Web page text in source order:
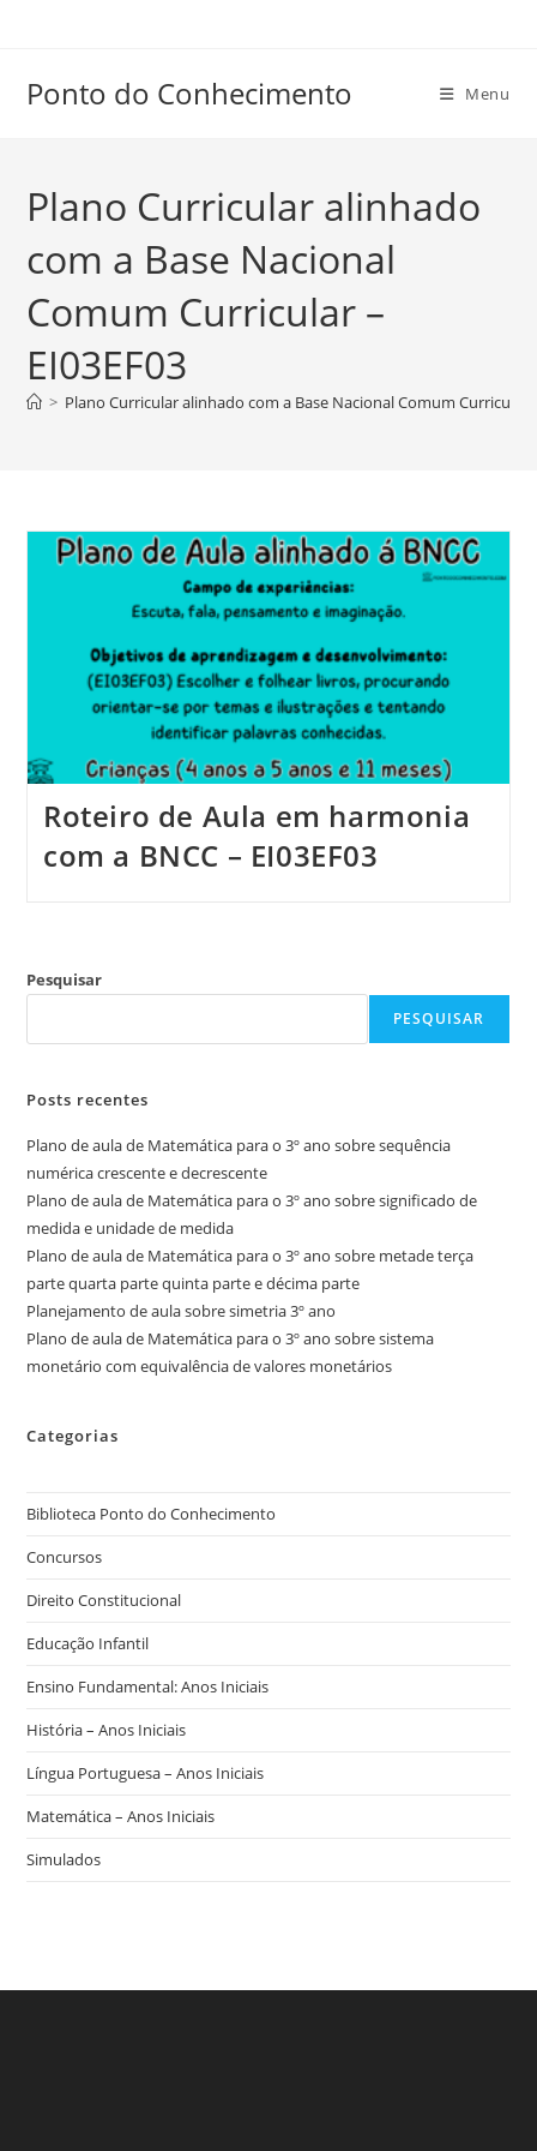
conteúdo
Ponto do Conhecimento Menu
Plano Curricular alinhado
com a Base Nacional
Comum Curricular –
EI03EF03
> Plano Curricular alinhado com a Base Nacional Comum Curricular
Roteiro de Aula em harmonia
com a BNCC – EI03EF03
Pesquisar
PESQUISAR
Posts recentes
Plano de aula de Matemática para o 3º ano sobre sequência
numérica crescente e decrescente
Plano de aula de Matemática para o 3º ano sobre significado de
medida e unidade de medida
Plano de aula de Matemática para o 3º ano sobre metade terça
parte quarta parte quinta parte e décima parte
Planejamento de aula sobre simetria 3º ano
Plano de aula de Matemática para o 3º ano sobre sistema
monetário com equivalência de valores monetários
Categorias
Biblioteca Ponto do Conhecimento
Concursos
Direito Constitucional
Educação Infantil
Ensino Fundamental: Anos Iniciais
História – Anos Iniciais
Língua Portuguesa – Anos Iniciais
Matemática – Anos Iniciais
Simulados